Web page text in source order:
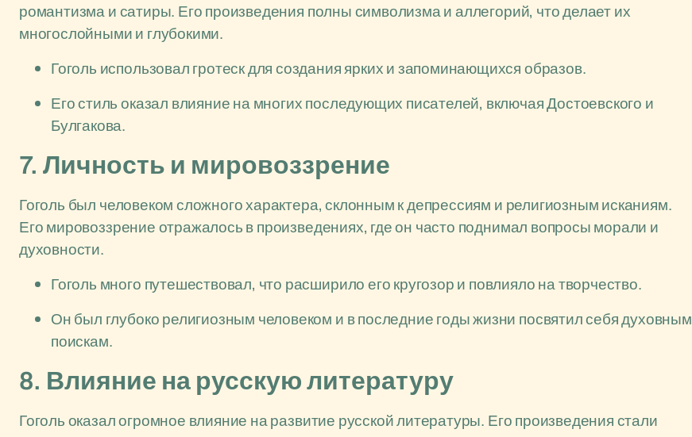
романтизма и сатиры. Его произведения полны символизма и аллегорий, что делает их
многослойными и глубокими.
Гоголь использовал гротеск для создания ярких и запоминающихся образов.
Его стиль оказал влияние на многих последующих писателей, включая Достоевского и
Булгакова.
7. Личность и мировоззрение
Гоголь был человеком сложного характера, склонным к депрессиям и религиозным исканиям.
Его мировоззрение отражалось в произведениях, где он часто поднимал вопросы морали и
духовности.
Гоголь много путешествовал, что расширило его кругозор и повлияло на творчество.
Он был глубоко религиозным человеком и в последние годы жизни посвятил себя духовным
поискам.
8. Влияние на русскую литературу
Гоголь оказал огромное влияние на развитие русской литературы. Его произведения стали